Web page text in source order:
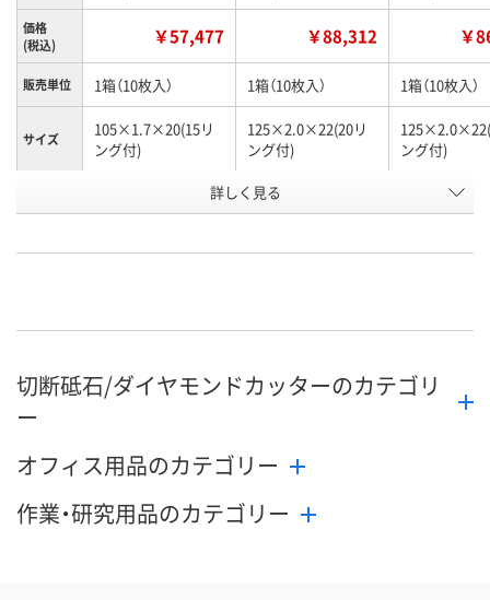
価格
(税込)
￥57,477 ￥88,312 ￥
販売単位 1箱（10枚入） 1箱（10枚入） 1箱（10枚入）
サイズ
105×1.7×20(15リ
ング付)
125×2.0×22(20リ
ング付)
ング付)
HK5
号
お届け日 8月27日（木）まで 8月27日（木）まで 8月27日（木）
数量 数量 数量
詳しく見る
切断砥石/ダイヤモンドカッターのカテゴリ
ー
オフィス用品のカテゴリー
作業・研究用品のカテゴリー